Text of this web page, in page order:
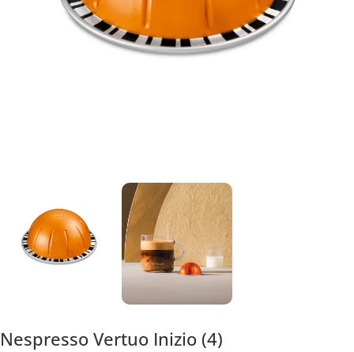
Nespresso Vertuo Inizio (4)